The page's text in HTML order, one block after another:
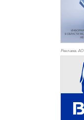
Реклама.